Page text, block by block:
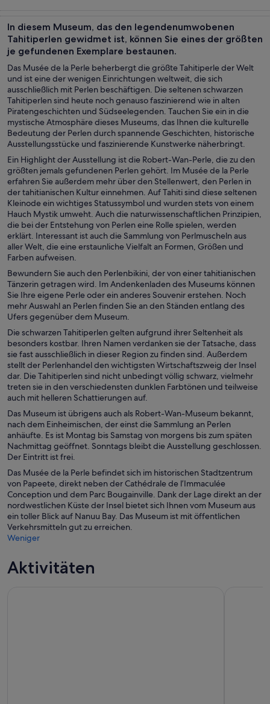
Touren
In diesem Museum, das den legendenumwobenen
Tahitiperlen gewidmet ist, können Sie eines der größten
je gefundenen Exemplare bestaunen.
Das Musée de la Perle beherbergt die größte Tahitiperle der Welt
und ist eine der wenigen Einrichtungen weltweit, die sich
ausschließlich mit Perlen beschäftigen. Die seltenen schwarzen
Tahitiperlen sind heute noch genauso faszinierend wie in alten
Piratengeschichten und Südseelegenden. Tauchen Sie ein in die
mystische Atmosphäre dieses Museums, das Ihnen die kulturelle
Bedeutung der Perlen durch spannende Geschichten, historische
Ausstellungsstücke und faszinierende Kunstwerke näherbringt.
Ein Highlight der Ausstellung ist die Robert-Wan-Perle, die zu den
größten jemals gefundenen Perlen gehört. Im Musée de la Perle
erfahren Sie außerdem mehr über den Stellenwert, den Perlen in
der tahitianischen Kultur einnehmen. Auf Tahiti sind diese seltenen
Kleinode ein wichtiges Statussymbol und wurden stets von einem
Hauch Mystik umweht. Auch die naturwissenschaftlichen Prinzipien,
die bei der Entstehung von Perlen eine Rolle spielen, werden
erklärt. Interessant ist auch die Sammlung von Perlmuscheln aus
aller Welt, die eine erstaunliche Vielfalt an Formen, Größen und
Farben aufweisen.
Bewundern Sie auch den Perlenbikini, der von einer tahitianischen
Tänzerin getragen wird. Im Andenkenladen des Museums können
Sie Ihre eigene Perle oder ein anderes Souvenir erstehen. Noch
mehr Auswahl an Perlen finden Sie an den Ständen entlang des
Ufers gegenüber dem Museum.
Die schwarzen Tahitiperlen gelten aufgrund ihrer Seltenheit als
besonders kostbar. Ihren Namen verdanken sie der Tatsache, dass
sie fast ausschließlich in dieser Region zu finden sind. Außerdem
stellt der Perlenhandel den wichtigsten Wirtschaftszweig der Insel
dar. Die Tahitiperlen sind nicht unbedingt völlig schwarz, vielmehr
treten sie in den verschiedensten dunklen Farbtönen und teilweise
auch mit helleren Schattierungen auf.
Das Museum ist übrigens auch als Robert-Wan-Museum bekannt,
nach dem Einheimischen, der einst die Sammlung an Perlen
anhäufte. Es ist Montag bis Samstag von morgens bis zum späten
Nachmittag geöffnet. Sonntags bleibt die Ausstellung geschlossen.
Der Eintritt ist frei.
Das Musée de la Perle befindet sich im historischen Stadtzentrum
von Papeete, direkt neben der Cathédrale de l’Immaculée
Conception und dem Parc Bougainville. Dank der Lage direkt an der
nordwestlichen Küste der Insel bietet sich Ihnen vom Museum aus
ein toller Blick auf Nanuu Bay. Das Museum ist mit öffentlichen
Verkehrsmitteln gut zu erreichen.
Weniger
Aktivitäten